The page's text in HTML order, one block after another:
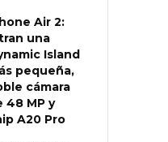
Air 2:
una
Island
pequeña,
cámara
48 MP y
A20 Pro